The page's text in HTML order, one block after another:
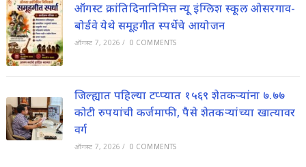
ऑगस्ट क्रांतिदिनानिमित्त न्यू इंग्लिश स्कूल ओसरगाव-
बोर्डवे येथे समूहगीत स्पर्धेचे आयोजन
ऑगस्ट 7, 2026 / 0 COMMENTS
जिल्ह्यात पहिल्या टप्प्यात १५६९ शेतकऱ्यांना ७.७७
कोटी रुपयांची कर्जमाफी, पैसे शेतकऱ्यांच्या खात्यावर
वर्ग
ऑगस्ट 7, 2026 / 0 COMMENTS